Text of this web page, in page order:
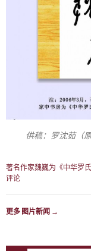
供稿：罗沈茹（
著名作家魏巍为《中华罗
评论
更多 图片新闻 →